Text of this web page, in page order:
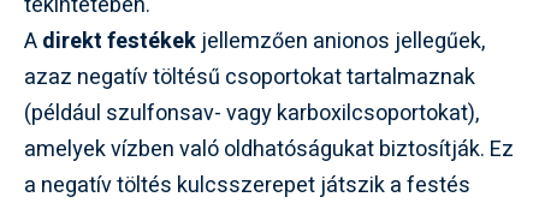
Adirekt festékek jellemzően anionos jellegűek,
azaz negatív töltésű csoportokat tartalmaznak
(például szulfonsav- vagy karboxilcsoportokat),
amelyek vízben való oldhatóságukat biztosítják. Ez
a negatív töltés kulcsszerepet játszik a festés